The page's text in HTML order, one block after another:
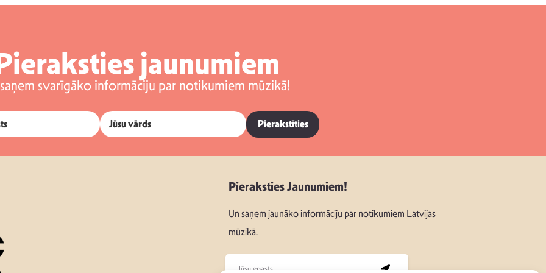
jaunumiem
svarīgāko informāciju par notikumiem mūzikā!
Pierakstīties
Pieraksties Jaunumiem!
Un saņem jaunāko informāciju par notikumiem Latvijas
mūzikā.